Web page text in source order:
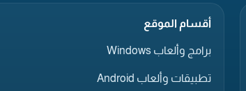
أقسام الموقع
برامج وألعاب Windows
تطبيقات وألعاب Android